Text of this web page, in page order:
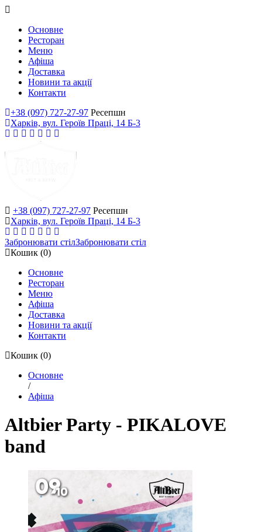
Основне
Ресторан
Меню
Афіша
Доставка
Новини та акції
Контакти
+38 (097) 727-27-97 Ресепшн
Харків, вул. Героїв Праці, 14 Б-3
+38 (097) 727-27-97 Ресепшн
Харків, вул. Героїв Праці, 14 Б-3
Забронювати стілЗабронювати стіл
Кошик (0)
Основне
Ресторан
Меню
Афіша
Доставка
Новини та акції
Контакти
Кошик (0)
Основне
/
Афіша
Altbier Party - PIKALOVE
band